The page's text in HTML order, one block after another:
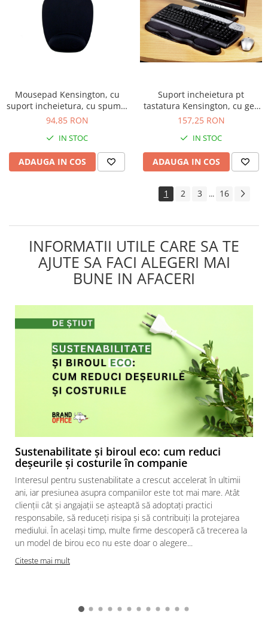
Mousepad Kensington, cu
suport incheietura, cu spuma,
negru
94,85 RON
IN STOC
ADAUGA IN COS
Suport incheietura pt
tastatura Kensington, cu gel,
negru
157,25 RON
IN STOC
ADAUGA IN COS
1 2 3 ... 16
INFORMATII UTILE CARE SA TE
AJUTE SA FACI ALEGERI MAI
BUNE IN AFACERI
Sustenabilitate și biroul eco: cum reduci
deșeurile și costurile în companie
Interesul pentru sustenabilitate a crescut accelerat în ultimii
ani, iar presiunea asupra companiilor este tot mai mare. Atât
clienții cât și angajații se așteaptă să adoptați practici
responsabile, să reduceți risipa și să contribuiți la protejarea
mediului. În același timp, multe firme descoperă că trecerea la
un model de birou eco nu este doar o alegere...
Citeste mai mult